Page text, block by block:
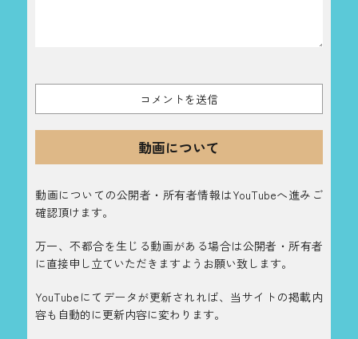
動画について
動画についての公開者・所有者情報はYouTubeへ進みご
確認頂けます。
万一、不都合を生じる動画がある場合は公開者・所有者
に直接申し立ていただきますようお願い致します。
YouTubeにてデータが更新されれば、当サイトの掲載内
容も自動的に更新内容に変わります。